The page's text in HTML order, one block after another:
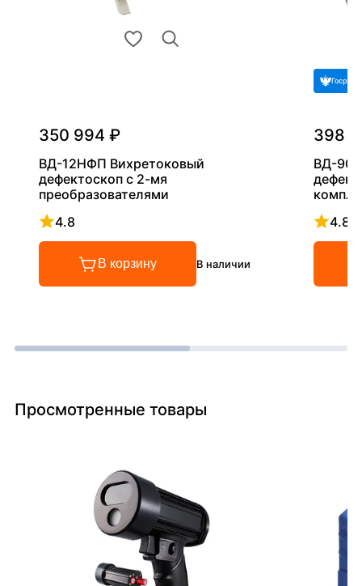
350 994 ₽
ВД-12НФП Вихретоковый
дефектоскоп с 2-мя
преобразователями
4.8
Рейтинг 4.8 из 5
В корзину В наличии
398
ВД-
4.8
Просмотренные товары